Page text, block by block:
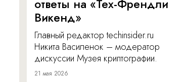
ответы на «Тех-Френдли
Викенд»
Главный редактор techinsider.ru
Никита Василенок – модератор
дискуссии Музея криптографии.
21 мая 2026